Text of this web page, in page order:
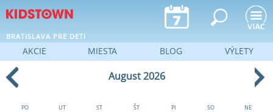
Jump to navigation
BRATISLAVA PRE DETI
August 2026
PO UT ST ŠT PI SO NE
AKCIE MIESTA BLOG VÝLETY